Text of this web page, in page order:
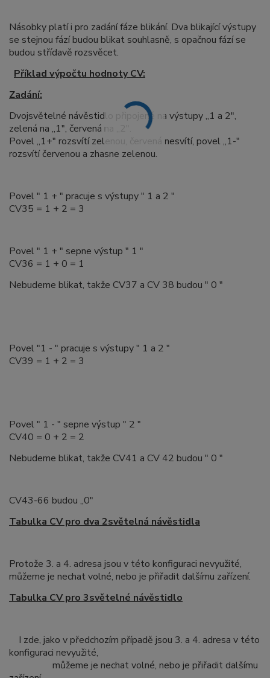
Násobky platí i pro zadání fáze blikání. Dva blikající výstupy
se stejnou fází budou blikat souhlasně, s opačnou fází se
budou střídavě rozsvěcet.
Příklad výpočtu hodnoty CV:
Zadání:
Dvojsvětelné návěstidlo připojené na výstupy „1 a 2",
zelená na „1", červená na „2".
Povel „1+" rozsvítí zelenou, červená nesvítí, povel „1-"
rozsvítí červenou a zhasne zelenou.
Povel " 1 + " pracuje s výstupy " 1 a 2 "
CV35 = 1 + 2 = 3
Povel " 1 + " sepne výstup " 1 "
CV36 = 1 + 0 = 1
Nebudeme blikat, takže CV37 a CV 38 budou " 0 "
Povel "1 - " pracuje s výstupy " 1 a 2 "
CV39 = 1 + 2 = 3
Povel " 1 - " sepne výstup " 2 "
CV40 = 0 + 2 = 2
Nebudeme blikat, takže CV41 a CV 42 budou " 0 "
CV43-66 budou „0"
Tabulka CV pro dva 2světelná návěstidla
Protože 3. a 4. adresa jsou v této konfiguraci nevyužité,
můžeme je nechat volné, nebo je přiřadit dalšímu zařízení.
Tabulka CV pro 3světelné návěstidlo
I zde, jako v předchozím případě jsou 3. a 4. adresa v této
konfiguraci nevyužité,
můžeme je nechat volné, nebo je přiřadit dalšímu